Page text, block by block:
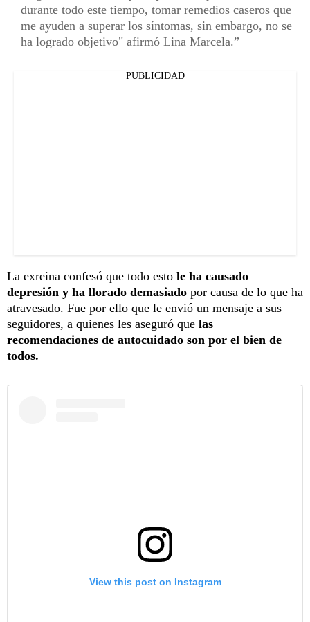
durante todo este tiempo, tomar remedios caseros que
me ayuden a superar los síntomas, sin embargo, no se
ha logrado objetivo" afirmó Lina Marcela.
PUBLICIDAD
La exreina confesó que todo esto le ha causado
depresión y ha llorado demasiado por causa de lo que ha
atravesado. Fue por ello que le envió un mensaje a sus
seguidores, a quienes les aseguró que las
recomendaciones de autocuidado son por el bien de
todos.
View this post on Instagram